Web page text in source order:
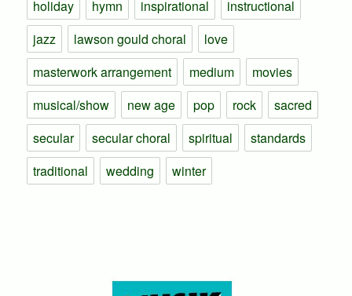
holiday
hymn inspirational
instructional
jazz
lawson gould choral
love
masterwork arrangement
medium
movies
musical/show
new age pop rock
sacred
secular
secular choral spiritual
standards
traditional
wedding winter